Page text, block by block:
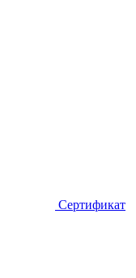
Сертификат